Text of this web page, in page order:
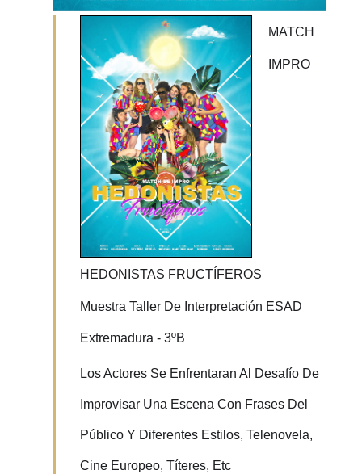
MATCH
IMPRO
HEDONISTAS FRUCTÍFEROS
Muestra Taller De Interpretación ESAD
Extremadura - 3ºB
Los Actores Se Enfrentaran Al Desafío De
Improvisar Una Escena Con Frases Del
Público Y Diferentes Estilos, Telenovela,
Cine Europeo, Títeres, Etc